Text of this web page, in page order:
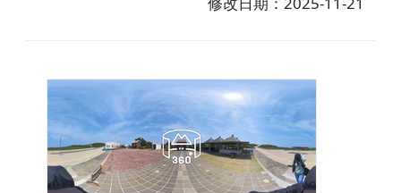
形。步入夥房庭院，可見以卵石鋪設的地面與
四周種植的百年桂花樹。老一輩常說，桂花不
僅聚氣招貴，還象徵貴人扶助，可見張家對風
水的重視早已深植於宅第設計之中。穿越庭院
走入祖堂，是客家建築中最具精神意涵的空